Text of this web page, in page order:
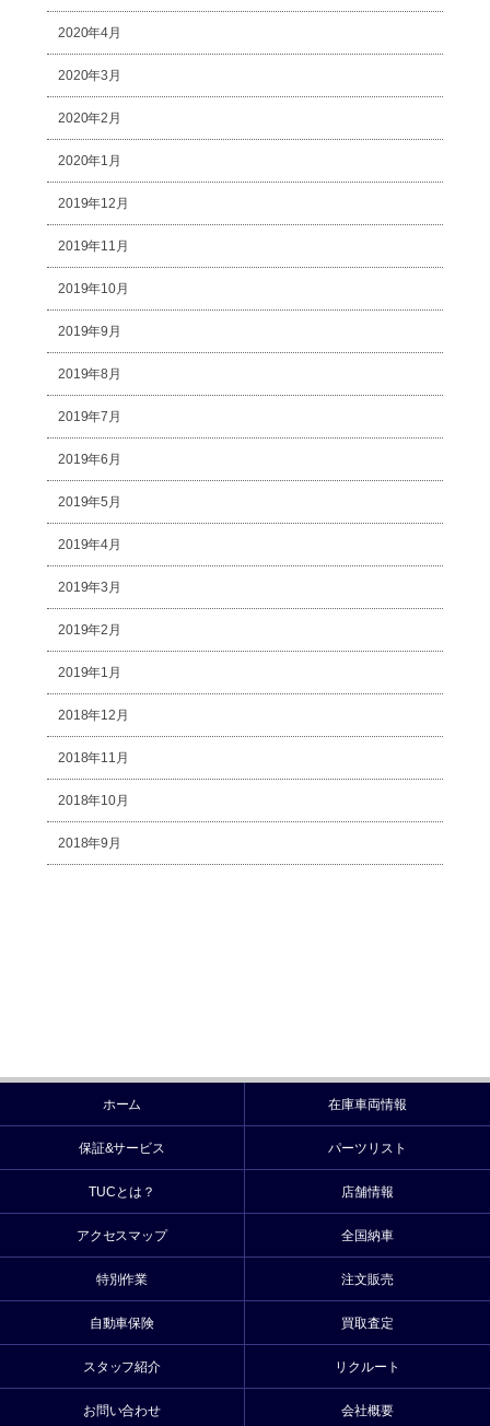
2020年4月
2020年3月
2020年2月
2020年1月
2019年12月
2019年11月
2019年10月
2019年9月
2019年8月
2019年7月
2019年6月
2019年5月
2019年4月
2019年3月
2019年2月
2019年1月
2018年12月
2018年11月
2018年10月
2018年9月
ホーム 在庫車両情報
保証&サービス パーツリスト
TUCとは？ 店舗情報
アクセスマップ 全国納車
特別作業 注文販売
自動車保険 買取査定
スタッフ紹介 リクルート
お問い合わせ 会社概要